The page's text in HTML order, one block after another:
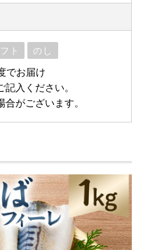
ト のし
でお届け
入ください。
がございます。